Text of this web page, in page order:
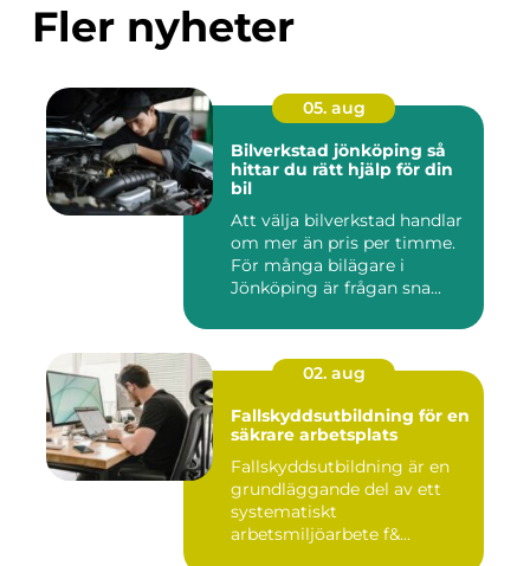
Fler nyheter
05. aug
Bilverkstad jönköping så
hittar du rätt hjälp för din
bil
Att välja bilverkstad handlar
om mer än pris per timme.
För många bilägare i
Jönköping är frågan sna...
02. aug
Fallskyddsutbildning för en
säkrare arbetsplats
Fallskyddsutbildning är en
grundläggande del av ett
systematiskt
arbetsmiljöarbete f&...